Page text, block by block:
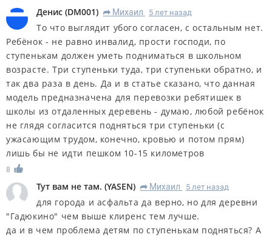
Денис (DM001) R Михаил 5 лет назад
То что выглядит убого согласен, с остальным нет.
Ребёнок - не равно инвалид, прости господи, по
ступенькам должен уметь подниматься в школьном
возрасте. Три ступеньки туда, три ступеньки обратно, и
так два раза в день. Да и в статье сказано, что данная
модель предназначена для перевозки ребятишек в
школы из отдаленных деревень - думаю, любой ребёнок
не глядя согласится подняться три ступеньки (с
ужасающим трудом, конечно, кровью и потом прям)
лишь бы не идти пешком 10-15 километров
8
Тут вам не там. (YASEN) R Михаил 5 лет назад
для города и асфальта да верно, но для деревни
"Гадюкино" чем выше клиренс тем лучше.
да и в чем проблема детям по ступенькам подняться? А